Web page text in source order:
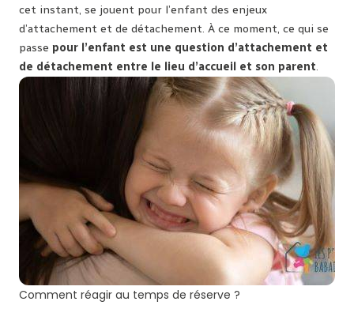
cet instant, se jouent pour l’enfant des enjeux
d’attachement et de détachement. À ce moment, ce qui se
passe pour l’enfant est une question d’attachement et
de détachement entre le lieu d’accueil et son parent.
Comment réagir au temps de réserve ?